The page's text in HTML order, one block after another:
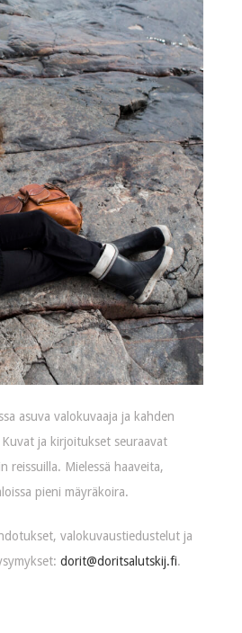
asuva valokuvaaja ja kahden
ja kirjoitukset seuraavat
reissuilla. Mielessä haaveita,
pieni mäyräkoira.
valokuvaustiedustelut ja
dorit@doritsalutskij.fi.